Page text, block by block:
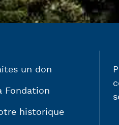
un don
Fondation
historique